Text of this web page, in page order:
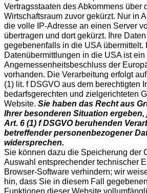
Vertragsstaaten des Abkommens über
Wirtschaftsraum zuvor gekürzt. Nur in
die volle IP-Adresse an einen Server
übertragen und dort gekürzt. Ihre
gegebenenfalls in die USA übermittelt.
Datenübermittlungen in die USA ist ein
Angemessenheitsbeschluss der
vorhanden. Die Verarbeitung erfolgt
(1) lit. f DSGVO aus dem berechtigten
bedarfsgerechten und zielgerichteten
Website. Sie haben das Recht aus
Ihrer besonderen Situation ergeben,
Art. 6 (1) f DSGVO beruhenden
betreffender personenbezogener
widersprechen.
Sie können dazu die Speicherung der
Auswahl entsprechender technischer
Browser-Software verhindern; wir
hin, dass Sie in diesem Fall
Funktionen dieser Website